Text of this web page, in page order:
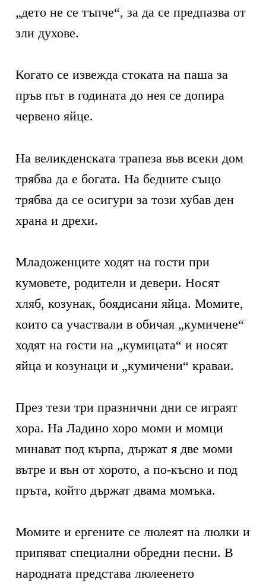
„дето не се тъпче“, за да се предпазва от
зли духове.
Когато се извежда стоката на паша за
пръв път в годината до нея се допира
червено яйце.
На великденската трапеза във всеки дом
трябва да е богата. На бедните също
трябва да се осигури за този хубав ден
храна и дрехи.
Младоженците ходят на гости при
кумовете, родители и девери. Носят
хляб, козунак, боядисани яйца. Момите,
които са участвали в обичая „кумичене“
ходят на гости на „кумицата“ и носят
яйца и козунаци и „кумичени“ краваи.
През тези три празнични дни се играят
хора. На Ладино хоро моми и момци
минават под кърпа, държат я две моми
вътре и вън от хорото, а по-късно и под
пръта, който държат двама момъка.
Момите и ергените се люлеят на люлки и
припяват специални обредни песни. В
народната представа люлеенето